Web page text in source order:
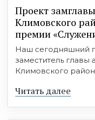
Проект
Климовского
премии
Наш сегодняшний
заместитель главы
Климовского
Читать далее